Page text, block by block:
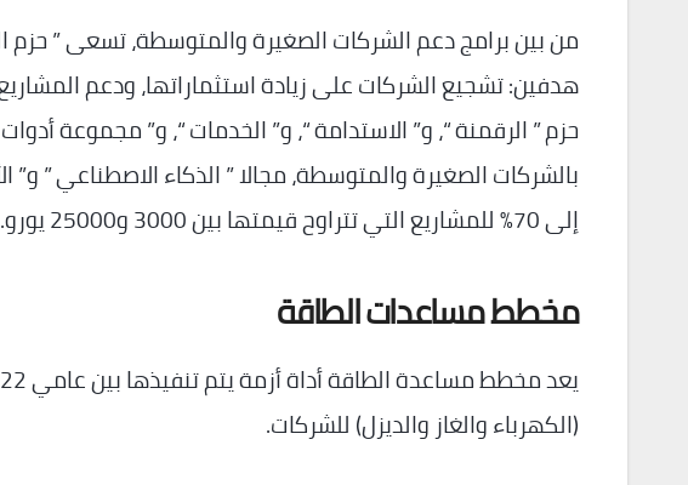
من بين برامج دعم الشركات الصغيرة والمتوسطة، تسعى ”
هدفين: تشجيع الشركات على زيادة استثماراتها، ودعم
حزم ” الرقمنة “، و” الاستدامة “، و” الخدمات “، و” مجموعة
بالشركات الصغيرة والمتوسطة، مجالا ” الذكاء الاصطناعي ” و”
إلى 70% للمشاريع التي تتراوح قيمتها بين 3000 و25000 يورو.
مخطط مساعدات الطاقة
(الكهرباء والغاز والديزل) للشركات.